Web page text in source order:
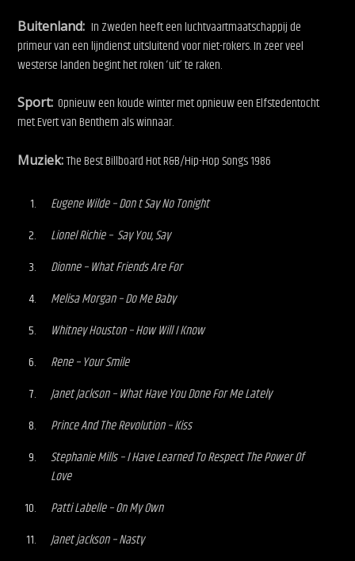
Buitenland:In Zweden heeft een luchtvaartmaatschappij de
primeur van een lijndienst uitsluitend voor niet-rokers. In zeer veel
westerse landen begint het roken ‘uit’ te raken.
Sport: Opnieuw een koude winter met opnieuw een Elfstedentocht
met Evert van Benthem als winnaar.
Muziek:The Best Billboard Hot R&B/Hip-Hop Songs 1986
Eugene Wilde – Don t Say No Tonight
Lionel Richie – Say You, Say
Dionne – What Friends Are For
Melisa Morgan – Do Me Baby
Whitney Houston – How Will I Know
Rene – Your Smile
Janet Jackson – What Have You Done For Me Lately
Prince And The Revolution – Kiss
Stephanie Mills – I Have Learned To Respect The Power Of
Love
Patti Labelle – On My Own
Janet jackson – Nasty